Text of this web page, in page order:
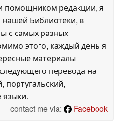
помощником редакции, я
Библиотеки, в
с самых разных
этого, каждый день я
материалы
перевода на
португальский,
языки.
contact me via:
Facebook